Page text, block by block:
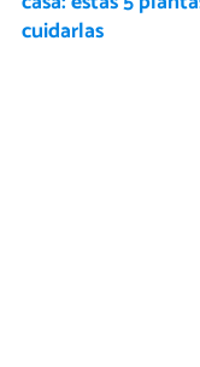
cuidarlas